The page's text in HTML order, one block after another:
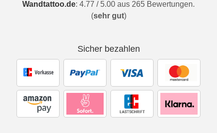
Wandtattoo.de: 4.77 / 5.00 aus 265 Bewertungen.
(sehr gut)
Sicher bezahlen